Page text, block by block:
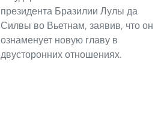
президента Бразилии Лулы да
Силвы во Вьетнам, заявив, что он
ознаменует новую главу в
двусторонних отношениях.